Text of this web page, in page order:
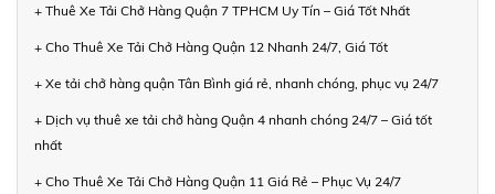
+ Thuê Xe Tải Chở Hàng Quận 7 TPHCM Uy Tín – Giá Tốt Nhất
+ Cho Thuê Xe Tải Chở Hàng Quận 12 Nhanh 24/7, Giá Tốt
+ Xe tải chở hàng quận Tân Bình giá rẻ, nhanh chóng, phục vụ 24/7
+ Dịch vụ thuê xe tải chở hàng Quận 4 nhanh chóng 24/7 – Giá tốt
nhất
+ Cho Thuê Xe Tải Chở Hàng Quận 11 Giá Rẻ – Phục Vụ 24/7